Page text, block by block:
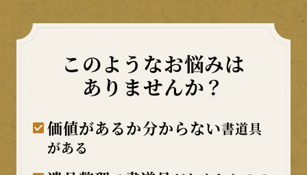
このようなお悩みは
ありませんか？
価値があるか分からない書道具
がある